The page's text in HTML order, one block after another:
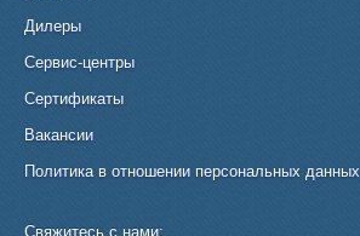
Дилеры
Сервис-центры
Сертификаты
Вакансии
Политика в отношении персональных данных
Свяжитесь с нами: